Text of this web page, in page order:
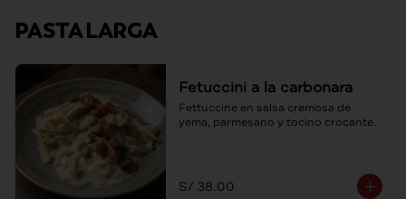
PASTA LARGA
Fetuccini a la carbonara
Fettuccine en salsa cremosa de
yema, parmesano y tocino crocante.
S/ 38.00